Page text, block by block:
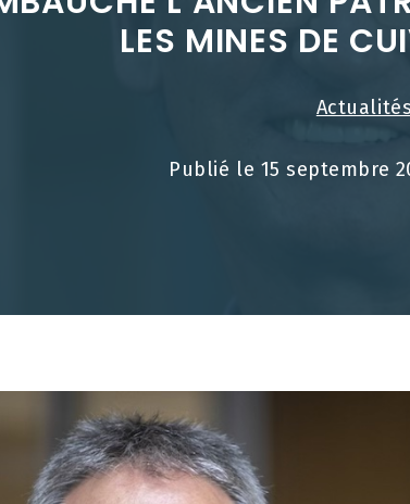
LES MINES DE
Actualités
Publié le 15 septembre